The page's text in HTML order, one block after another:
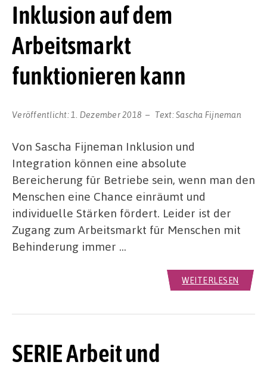
Inklusion auf dem
Arbeitsmarkt
funktionieren kann
Veröffentlicht: 1. Dezember 2018 Text:Sascha Fijneman
Von Sascha Fijneman Inklusion und
Integration können eine absolute
Bereicherung für Betriebe sein, wenn man den
Menschen eine Chance einräumt und
individuelle Stärken fördert. Leider ist der
Zugang zum Arbeitsmarkt für Menschen mit
Behinderung immer …
WEITERLESEN
SERIE Arbeit und